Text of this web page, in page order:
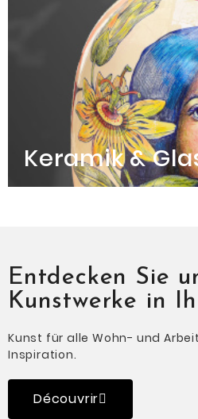
Keramik &
Entdecken Sie
Kunstwerke in
Kunst für alle Wohn- und
Inspiration.
Découvrir